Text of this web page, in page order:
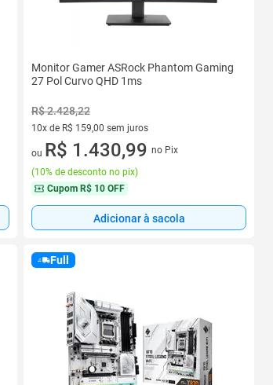
Monitor Gamer ASRock Phantom Gaming
27 Pol Curvo QHD 1ms
R$ 2.428,22
10x de R$ 159,00 sem juros
10 vez de R$ 159,00 sem juros
ou R$ 1.430,99 no Pix
(10% de desconto no pix)
Cupom R$ 10 OFF
Adicionar à sacola
Full